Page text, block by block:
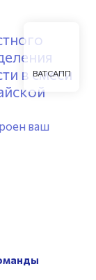
в смеси
ваш
ВАТСАПП